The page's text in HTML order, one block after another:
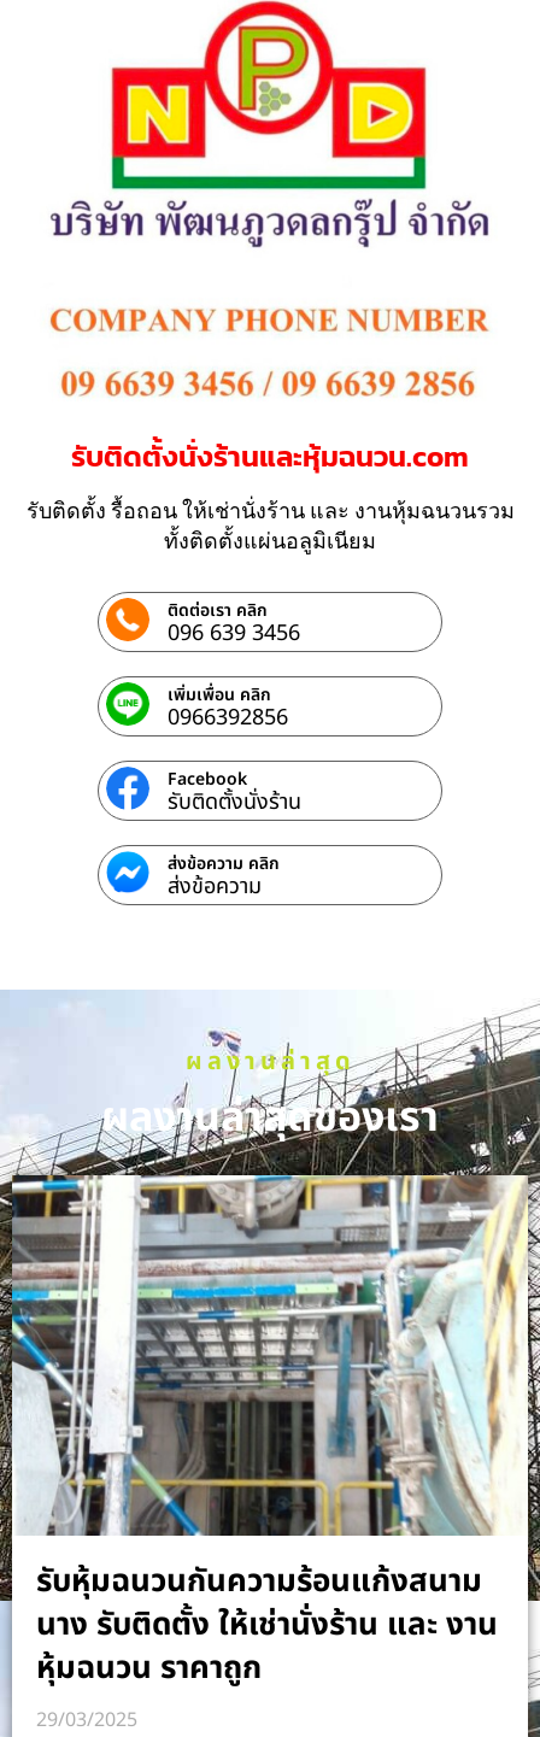
รับติดตั้งนั่งร้านและหุ้มฉนวน.com
รับติดตั้ง รื้อถอน ให้เช่านั่งร้าน และ งานหุ้มฉนวนรวม
ทั้งติดตั้งแผ่นอลูมิเนียม
ติดต่อเรา คลิก
096 639 3456
เพิ่มเพื่อน คลิก
0966392856
Facebook
รับติดตั้งนั่งร้าน
ส่งข้อความ คลิก
ส่งข้อความ
ผลงานล่าสุด
ผลงานล่าสุดของเรา
รับหุ้มฉนวนกันความร้อนแก้งสนาม
นาง รับติดตั้ง ให้เช่านั่งร้าน และ งาน
หุ้มฉนวน ราคาถูก
29/03/2025